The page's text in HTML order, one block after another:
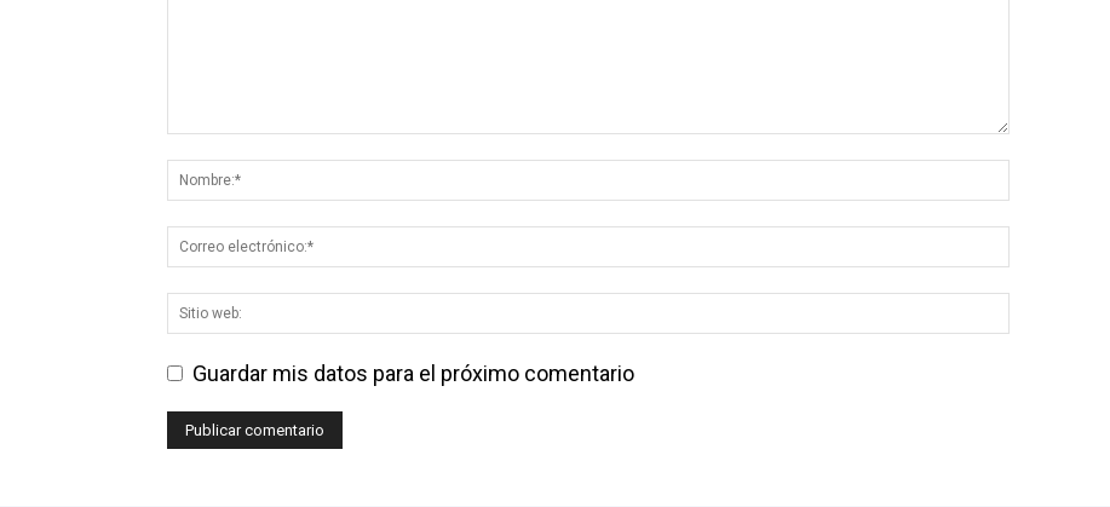
Guardar mis datos para el próximo comentario